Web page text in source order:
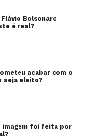
Flávio Bolsonaro
é real?
acabar com o
seja eleito?
imagem foi feita por